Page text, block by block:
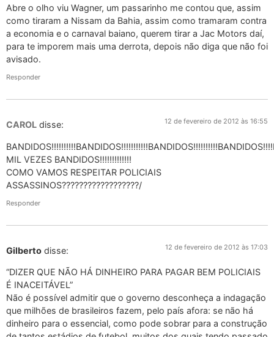
Abre o olho viu Wagner, um passarinho me contou que, assim
como tiraram a Nissam da Bahia, assim como tramaram contra
a economia e o carnaval baiano, querem tirar a Jac Motors daí,
para te imporem mais uma derrota, depois não diga que não foi
avisado.
Responder
CAROL disse: 12 de fevereiro de 2012 às 16:55
MIL VEZES BANDIDOS!!!!!!!!!!!!!
COMO VAMOS RESPEITAR POLICIAIS
ASSASSINOS??????????????????/
Responder
Gilberto disse: 12 de fevereiro de 2012 às 17:03
“DIZER QUE NÃO HÁ DINHEIRO PARA PAGAR BEM POLICIAIS
É INACEITÁVEL”
Não é possível admitir que o governo desconheça a indagação
que milhões de brasileiros fazem, pelo país afora: se não há
dinheiro para o essencial, como pode sobrar para a construção